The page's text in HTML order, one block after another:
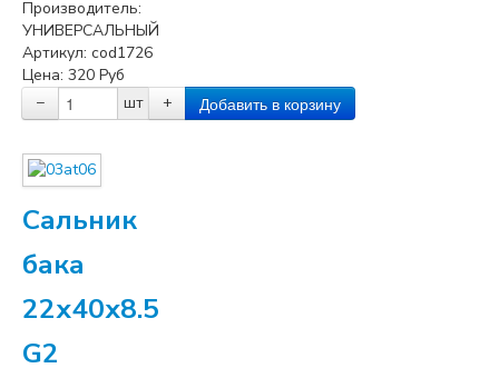
Производитель:
УНИВЕРСАЛЬНЫЙ
Артикул: cod1726
Цена: 320 Руб
−
шт +
Сальник
бака
22x40x8.5
G2